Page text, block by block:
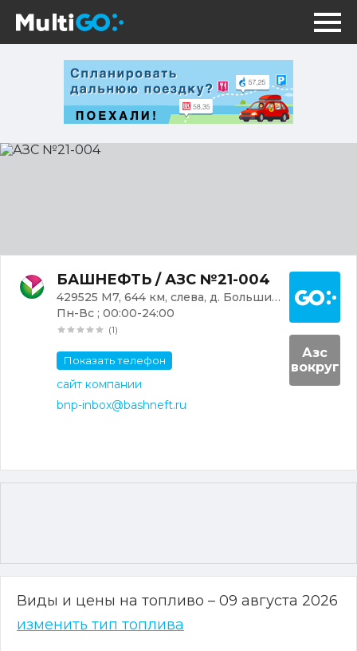
АЗС
БАШНЕФТЬ / АЗС №21-004
429525 М7, 644 км, слева, д. Большие Карачуры
Пн-Вс ; 00:00-24:00
(1)
Показать телефон
сайт компании
bnp-inbox@bashneft.ru
Азс
вокруг
Виды и цены на топливо – 09 августа 2026
изменить тип топлива